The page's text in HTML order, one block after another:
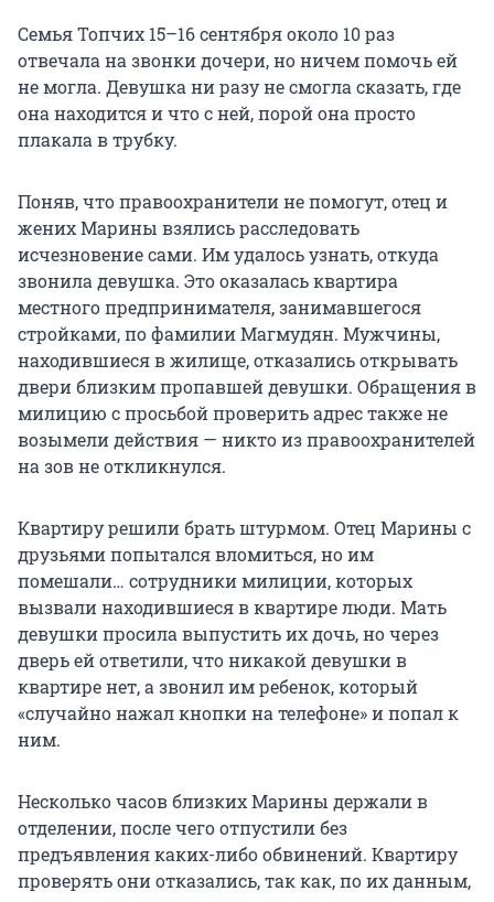
Семья Топчих 15–16 сентября около 10 раз
отвечала на звонки дочери, но ничем помочь ей
не могла. Девушка ни разу не смогла сказать, где
она находится и что с ней, порой она просто
плакала в трубку.
Поняв, что правоохранители не помогут, отец и
жених Марины взялись расследовать
исчезновение сами. Им удалось узнать, откуда
звонила девушка. Это оказалась квартира
местного предпринимателя, занимавшегося
стройками, по фамилии Магмудян. Мужчины,
находившиеся в жилище, отказались открывать
двери близким пропавшей девушки. Обращения в
милицию с просьбой проверить адрес также не
возымели действия — никто из правоохранителей
на зов не откликнулся.
Квартиру решили брать штурмом. Отец Марины с
друзьями попытался вломиться, но им
помешали… сотрудники милиции, которых
вызвали находившиеся в квартире люди. Мать
девушки просила выпустить их дочь, но через
дверь ей ответили, что никакой девушки в
квартире нет, а звонил им ребенок, который
«случайно нажал кнопки на телефоне» и попал к
ним.
Несколько часов близких Марины держали в
отделении, после чего отпустили без
предъявления каких-либо обвинений. Квартиру
проверять они отказались, так как, по их данным,